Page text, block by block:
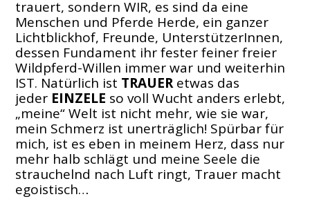
trauert, sondern WIR, es sind da eine
Menschen und Pferde Herde, ein ganzer
Lichtblickhof, Freunde, UnterstützerInnen,
dessen Fundament ihr fester feiner freier
Wildpferd-Willen immer war und weiterhin
IST. Natürlich ist TRAUERetwas das
jeder EINZELE so voll Wucht anders erlebt,
„meine“ Welt ist nicht mehr, wie sie war,
mein Schmerz ist unerträglich! Spürbar für
mich, ist es eben in meinem Herz, dass nur
mehr halb schlägt und meine Seele die
strauchelnd nach Luft ringt, Trauer macht
egoistisch…